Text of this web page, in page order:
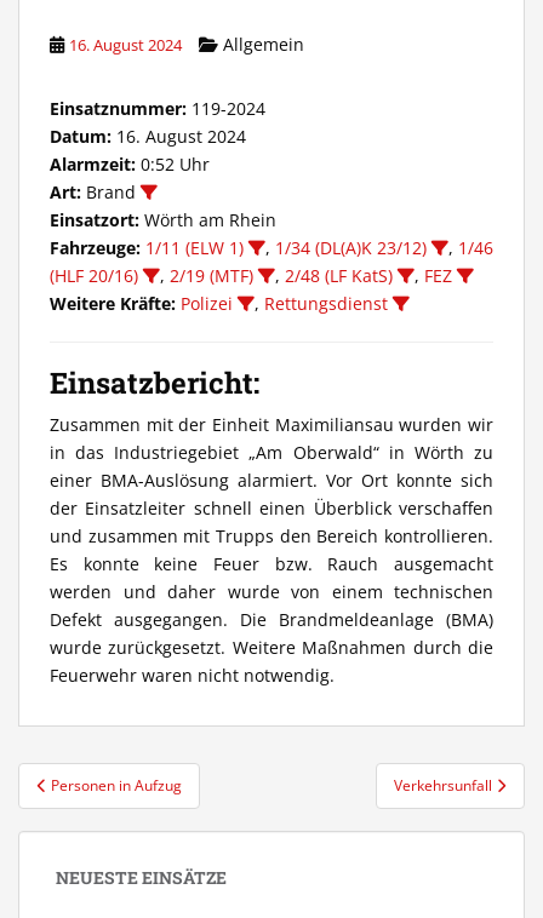
16. August 2024 Allgemein
Einsatznummer: 119-2024
Datum: 16. August 2024
Alarmzeit: 0:52 Uhr
Art: Brand
Einsatzort: Wörth am Rhein
Fahrzeuge: 1/11 (ELW 1) , 1/34 (DL(A)K 23/12) , 1/46
(HLF 20/16)
, 2/19 (MTF) , 2/48 (LF KatS) , FEZ
Weitere Kräfte: Polizei , Rettungsdienst
Einsatzbericht:
Zusammen mit der Einheit Maximiliansau wurden wir
in das Industriegebiet „Am Oberwald“ in Wörth zu
einer BMA-Auslösung alarmiert. Vor Ort konnte sich
der Einsatzleiter schnell einen Überblick verschaffen
und zusammen mit Trupps den Bereich kontrollieren.
Es konnte keine Feuer bzw. Rauch ausgemacht
werden und daher wurde von einem technischen
Defekt ausgegangen. Die Brandmeldeanlage (BMA)
wurde zurückgesetzt. Weitere Maßnahmen durch die
Feuerwehr waren nicht notwendig.
Beitragsnavigation
Personen in Aufzug Verkehrsunfall
NEUESTE EINSÄTZE